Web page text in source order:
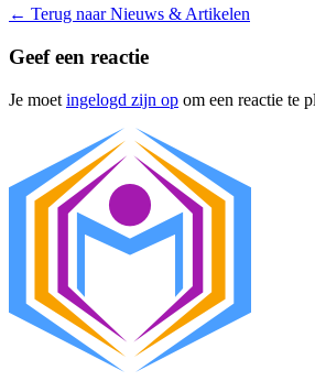
← Terug naar Nieuws & Artikelen
Geef een reactie
Je moet ingelogd zijn op om een reactie te